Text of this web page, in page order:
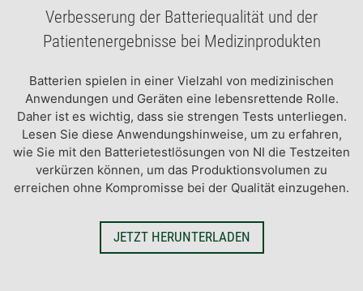
​Verbesserung der Batteriequalität und der
Patientenergebnisse bei Medizinprodukten
​Batterien spielen in einer Vielzahl von medizinischen
Anwendungen und Geräten eine lebensrettende Rolle.
Daher ist es wichtig, dass sie strengen Tests unterliegen.
Lesen Sie diese Anwendungshinweise, um zu erfahren,
wie Sie mit den Batterietestlösungen von NI die Testzeiten
verkürzen können, um das Produktionsvolumen zu
erreichen ohne Kompromisse bei der Qualität einzugehen.
JETZT HERUNTERLADEN